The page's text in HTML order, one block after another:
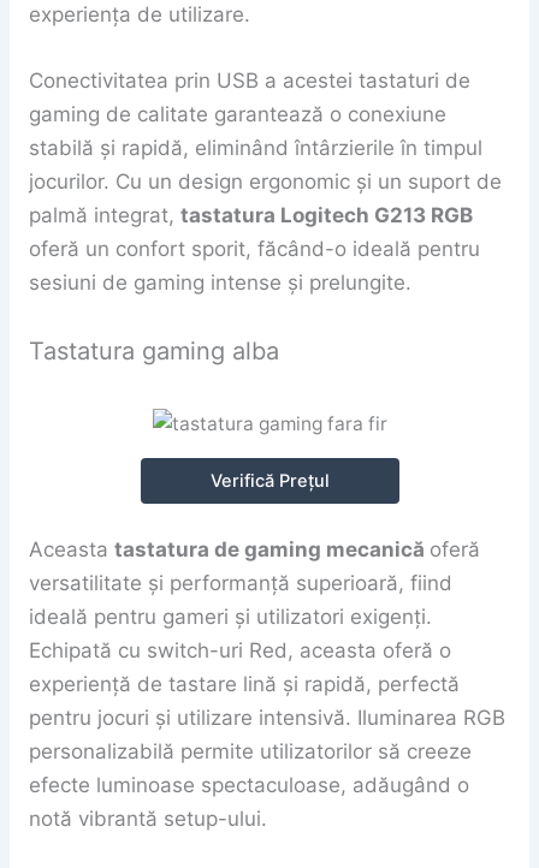
experiența de utilizare.
Conectivitatea prin USB a acestei tastaturi de
gaming de calitate garantează o conexiune
stabilă și rapidă, eliminând întârzierile în timpul
jocurilor. Cu un design ergonomic și un suport de
palmă integrat, tastatura Logitech G213 RGB
oferă un confort sporit, făcând-o ideală pentru
sesiuni de gaming intense și prelungite.
Tastatura gaming alba
Verifică Prețul
Aceasta tastatura de gaming mecanică oferă
versatilitate și performanță superioară, fiind
ideală pentru gameri și utilizatori exigenți.
Echipată cu switch-uri Red, aceasta oferă o
experiență de tastare lină și rapidă, perfectă
pentru jocuri și utilizare intensivă. Iluminarea RGB
personalizabilă permite utilizatorilor să creeze
efecte luminoase spectaculoase, adăugând o
notă vibrantă setup-ului.